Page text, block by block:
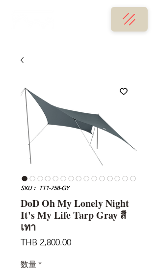
SKU： TT1-758-GY
DoD Oh My Lonely Night
It's My Life Tarp Gray สี
เทา
THB 2,800.00価
数量 *